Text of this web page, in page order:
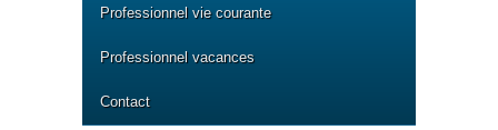
Professionnel vie courante
Professionnel vacances
Contact